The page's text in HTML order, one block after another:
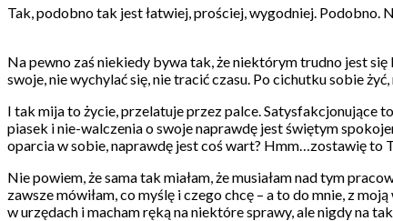
Tak, podobno tak jest łatwiej, prościej, wygodniej. Podobno.
Na pewno zaś niekiedy bywa tak, że niektórym trudno jest
swoje, nie wychylać się, nie tracić czasu. Po cichutku sobie
I tak mija to życie, przelatuje przez palce. Satysfakcjonujące
piasek i nie-walczenia o swoje naprawdę jest świętym
oparcia w sobie, naprawdę jest coś wart? Hmm…zostawię to
Nie powiem, że sama tak miałam, że musiałam nad tym
zawsze mówiłam, co myślę i czego chcę – a to do mnie, z
w urzędach i macham ręką na niektóre sprawy, ale nigdy na